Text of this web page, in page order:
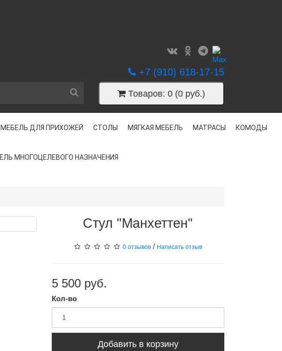
+7 (910) 618-17-15
Товаров: 0 (0 руб.)
МЕБЕЛЬ ДЛЯ ПРИХОЖЕЙ СТОЛЫ МЯГКАЯ МЕБЕЛЬ МАТРАСЫ КОМОДЫ
МНОГОЦЕЛЕВОГО НАЗНАЧЕНИЯ
Стул "Манхеттен"
0 отзывов / Написать отзыв
5 500 руб.
Кол-во
Добавить в корзину